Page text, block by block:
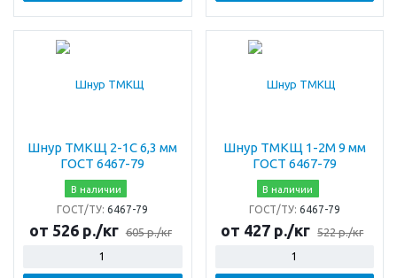
Шнур ТМКЩ 2-1С 6,3 мм
ГОСТ 6467-79
В наличии
ГОСТ/ТУ:6467-79
от 526 р./кг 605 р./кг
Шнур ТМКЩ 1-2М 9 мм
ГОСТ 6467-79
В наличии
ГОСТ/ТУ: 6467-79
от 427 р./кг 522 р./кг